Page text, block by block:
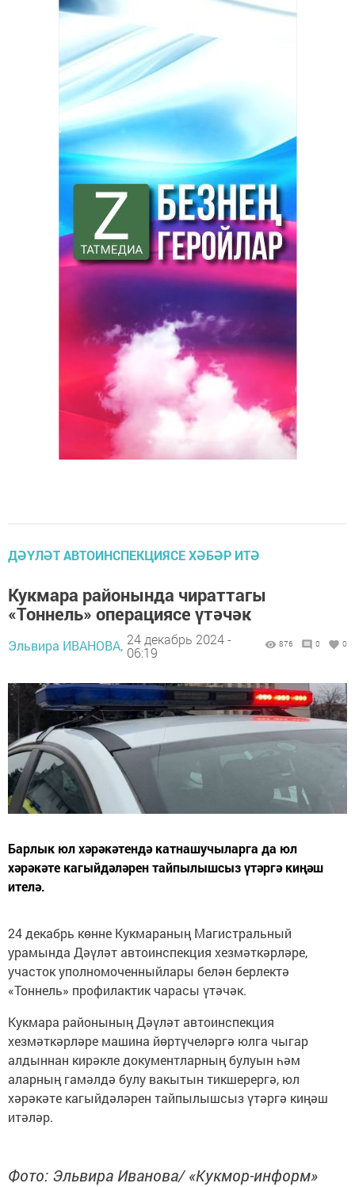
ДӘҮЛӘТ АВТОИНСПЕКЦИЯСЕ ХӘБӘР ИТӘ
Кукмара районында чираттагы
«Тоннель» операциясе үтәчәк
Эльвира ИВАНОВА, 24 декабрь 2024 -
06:19
876 0 0
Барлык юл хәрәкәтендә катнашучыларга да юл
хәрәкәте кагыйдәләрен тайпылышсыз үтәргә киңәш
ителә.
24 декабрь көнне Кукмараның Магистральный
урамында Дәүләт автоинспекция хезмәткәрләре,
участок уполномоченныйлары белән берлектә
«Тоннель» профилактик чарасы үтәчәк.
Кукмара районының Дәүләт автоинспекция
хезмәткәрләре машина йөртүчеләргә юлга чыгар
алдыннан кирәкле документларның булуын һәм
аларның гамәлдә булу вакытын тикшерергә, юл
хәрәкәте кагыйдәләрен тайпылышсыз үтәргә киңәш
итәләр.
Фото: Эльвира Иванова/ «Кукмор-информ»